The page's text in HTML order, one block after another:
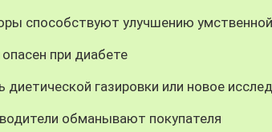
способствуют улучшению
при диабете
диетической газировки или новое
обманывают покупателя